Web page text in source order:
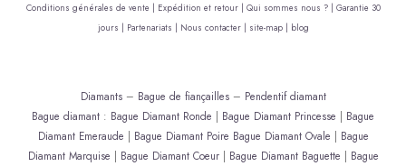
Conditions générales de vente | Expédition et retour | Qui sommes nous ? | Garantie 30
jours | Partenariats | Nous contacter | site-map | blog
Diamants– Bague de fiançailles– Pendentif diamant
Bague diamant : Bague Diamant Ronde | Bague Diamant Princesse | Bague
Diamant Emeraude | Bague Diamant Poire Bague Diamant Ovale | Bague
Diamant Marquise | Bague Diamant Coeur| Bague Diamant Baguette | Bague